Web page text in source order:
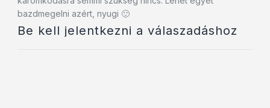
bazdmegelni azért, nyugi 🙂
Be kell jelentkezni a válaszadáshoz